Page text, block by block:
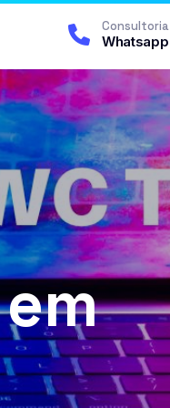
Consultoria
Whatsapp